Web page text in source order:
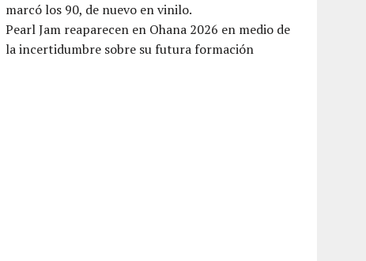
marcó los 90, de nuevo en vinilo.
Pearl Jam reaparecen en Ohana 2026 en medio de
la incertidumbre sobre su futura formación